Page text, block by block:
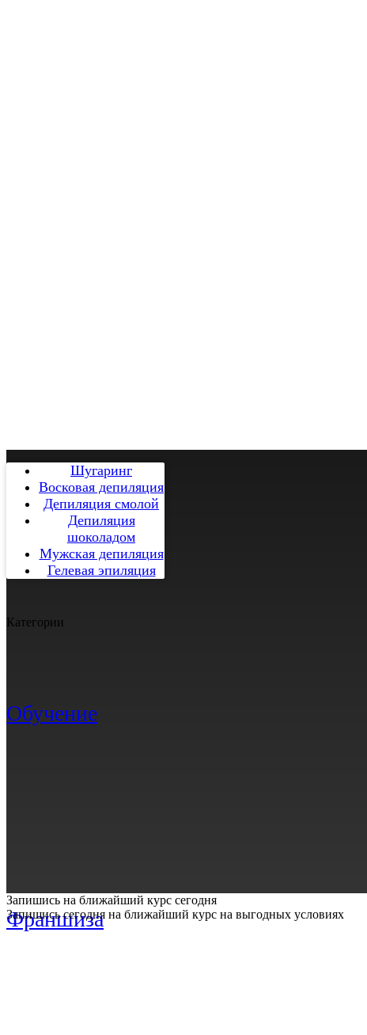
Запишись на ближайший курс сегодня
Запишись сегодня на ближайший курс на выгодных условиях
Шугаринг
Восковая депиляция
Депиляция смолой
Депиляция
шоколадом
Мужская депиляция
Гелевая эпиляция
Категории
Обучение
Франшиза